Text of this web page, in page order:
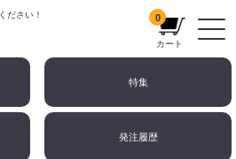
ださい！ 0
カート
特集
発注履歴